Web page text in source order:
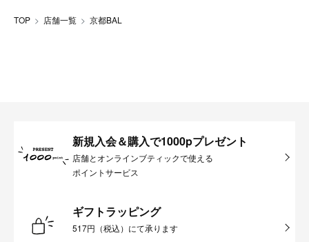
TOP 店舗一覧 京都BAL
新規入会＆購入で1000pプレゼント
店舗とオンラインブティックで使える
ポイントサービス
ギフトラッピング
517円（税込）にて承ります